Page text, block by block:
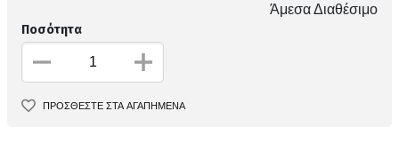
Άμεσα Διαθέσιμο
Ποσότητα
ΠΡΟΣΘΕΣΤΕ ΣΤΑ ΑΓΑΠΗΜΕΝΑ